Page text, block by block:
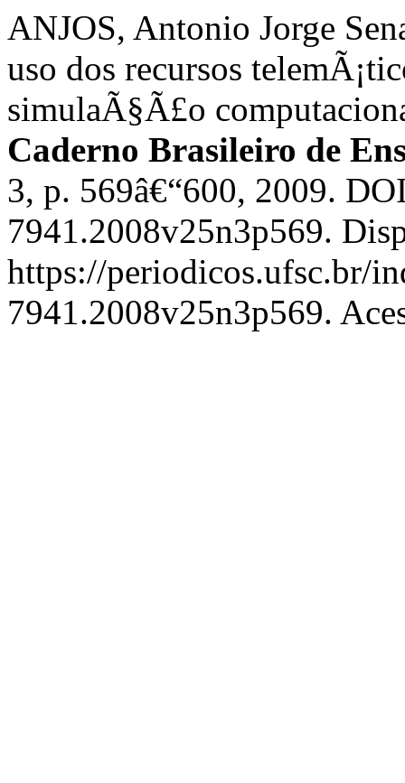
ANJOS, Antonio Jorge
uso dos recursos
simulaÃ§Ã£o
Caderno Brasileiro de
3, p. 569â€“600, 2009.
7941.2008v25n3p569.
https://periodicos.ufsc.br/
7941.2008v25n3p569.